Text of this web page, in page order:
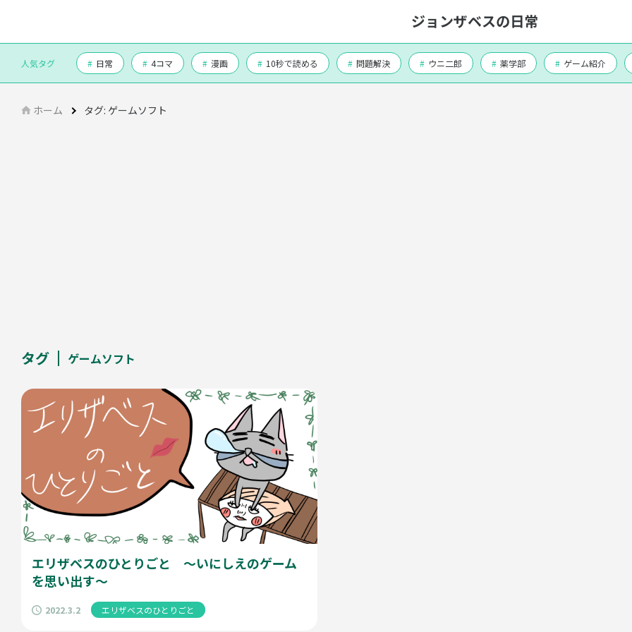
ジョンザベスの日常
人気タグ # 日常 # 4コマ # 漫画 # 10秒で読める # 問題解決 # ウニ二郎 # 薬学部 # ゲーム紹介
ホーム タグ: ゲームソフト
タグ ゲームソフト
エリザベスのひとりごと ～いにしえのゲーム
を思い出す～
2022.3.2 エリザベスのひとりごと